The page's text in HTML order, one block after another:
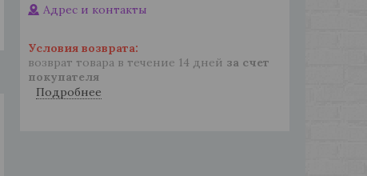
Адрес и контакты
возврат товара в течение 14 дней за счет
покупателя
Подробнее